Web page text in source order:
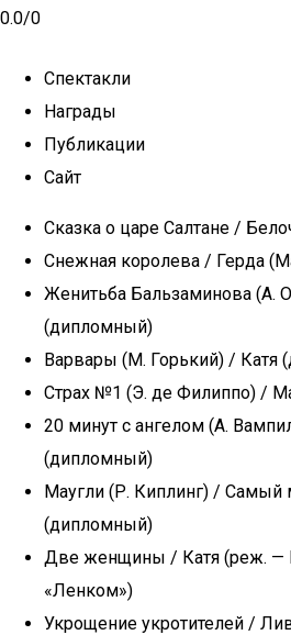
0.0/0
Спектакли
Награды
Публикации
Сайт
Сказка о царе Салтане /
Снежная королева / Герда
Женитьба Бальзаминова (А.
(дипломный)
Варвары (М. Горький) / Катя
Страх №1 (Э. де Филиппо) /
20 минут с ангелом (А.
(дипломный)
Маугли (Р. Киплинг) / Самый
(дипломный)
Две женщины / Катя (реж. —
«Ленком»)
Укрощение укротителей /